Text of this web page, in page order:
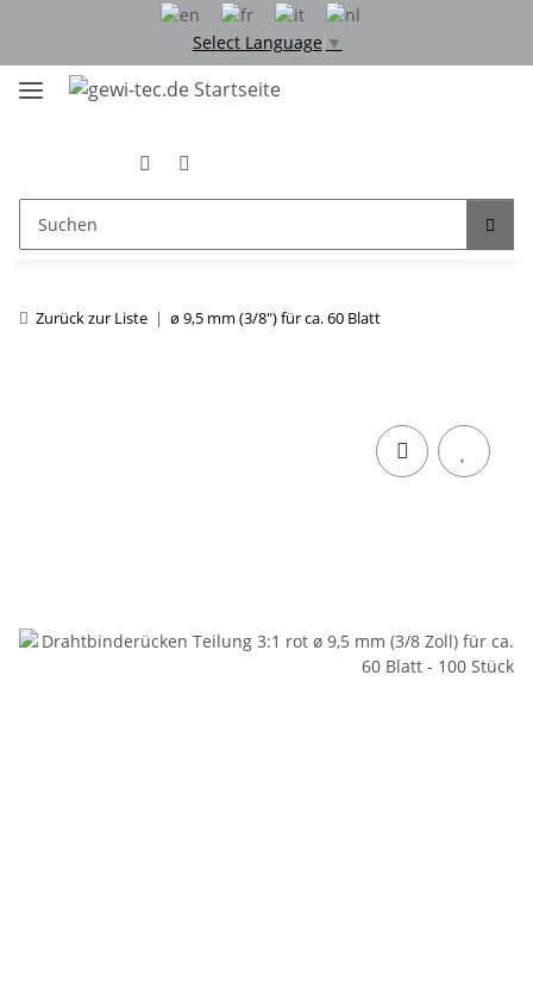
Select Language ▼
Zurück zur Liste ø 9,5 mm (3/8") für ca. 60 Blatt